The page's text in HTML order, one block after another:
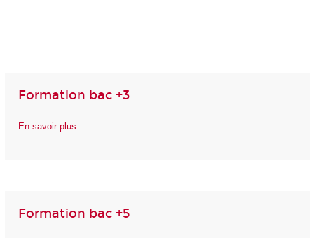
Formation bac +3
En savoir plus
Formation bac +5